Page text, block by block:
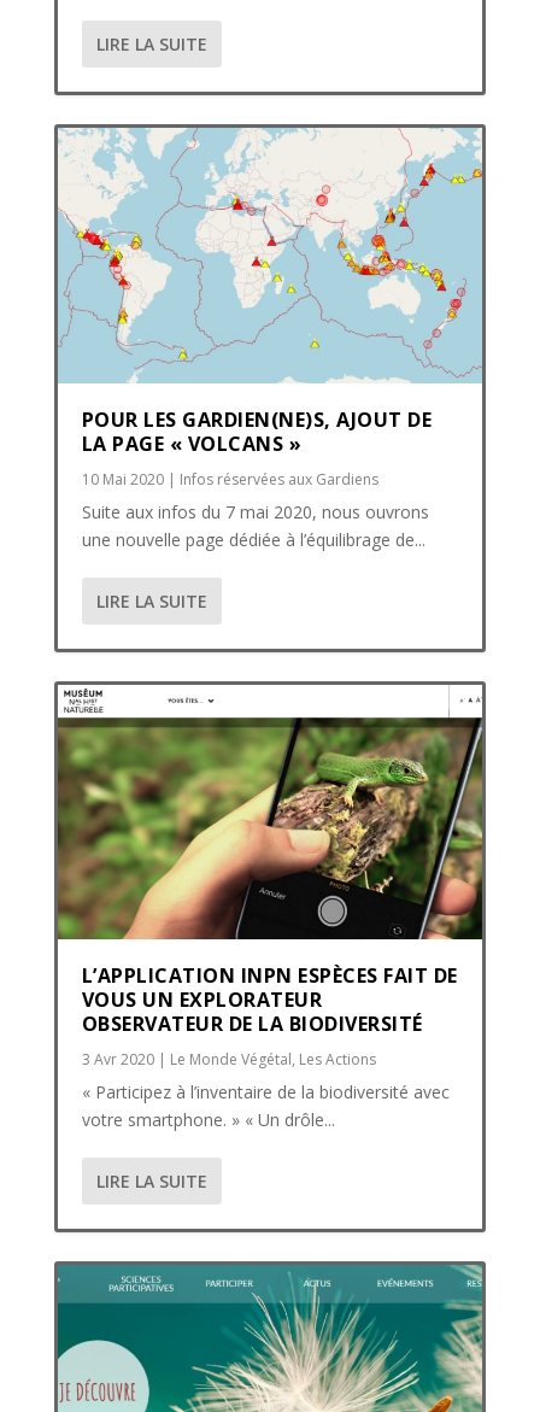
LIRE LA SUITE
POUR LES GARDIEN(NE)S, AJOUT DE
LA PAGE « VOLCANS »
10 Mai 2020| Infos réservées aux Gardiens
Suite aux infos du 7 mai 2020, nous ouvrons
une nouvelle page dédiée à l’équilibrage de...
LIRE LA SUITE
L’APPLICATION INPN ESPÈCES FAIT DE
VOUS UN EXPLORATEUR
OBSERVATEUR DE LA BIODIVERSITÉ
3 Avr 2020| Le Monde Végétal, Les Actions
« Participez à l’inventaire de la biodiversité avec
votre smartphone. » « Un drôle...
LIRE LA SUITE